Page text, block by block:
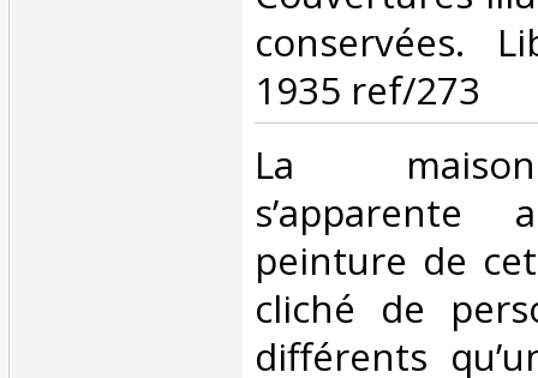
conservées.
1935 ref/273 ‎
‎La
peinture de
cliché de
différents